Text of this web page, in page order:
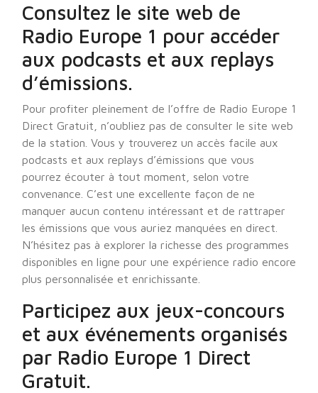
Consultez le site web de
Radio Europe 1 pour accéder
aux podcasts et aux replays
d’émissions.
Pour profiter pleinement de l’offre de Radio Europe 1
Direct Gratuit, n’oubliez pas de consulter le site web
de la station. Vous y trouverez un accès facile aux
podcasts et aux replays d’émissions que vous
pourrez écouter à tout moment, selon votre
convenance. C’est une excellente façon de ne
manquer aucun contenu intéressant et de rattraper
les émissions que vous auriez manquées en direct.
N’hésitez pas à explorer la richesse des programmes
disponibles en ligne pour une expérience radio encore
plus personnalisée et enrichissante.
Participez aux jeux-concours
et aux événements organisés
par Radio Europe 1 Direct
Gratuit.